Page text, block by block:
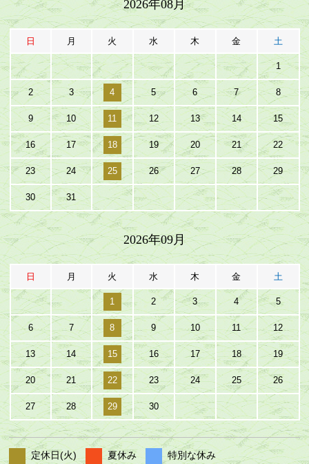
2026年08月
日 月 火 水 木 金 土
1
2 3 4 5 6 7 8
9 10 11 12 13 14 15
16 17 18 19 20 21 22
23 24 25 26 27 28 29
30 31
2026年09月
日 月 火 水 木 金 土
1 2 3 4 5
6 7 8 9 10 11 12
13 14 15 16 17 18 19
20 21 22 23 24 25 26
27 28 29 30
定休日(火) 夏休み 特別な休み